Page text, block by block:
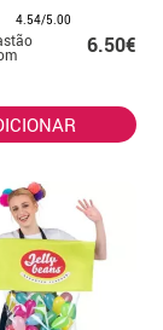
4.54/5.00
6.50€